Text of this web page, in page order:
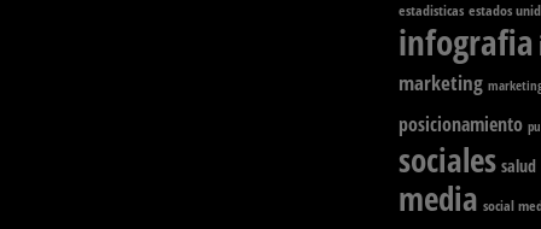
estadisticas estados
infografia
marketing
posicionamiento
sociales salud
media social